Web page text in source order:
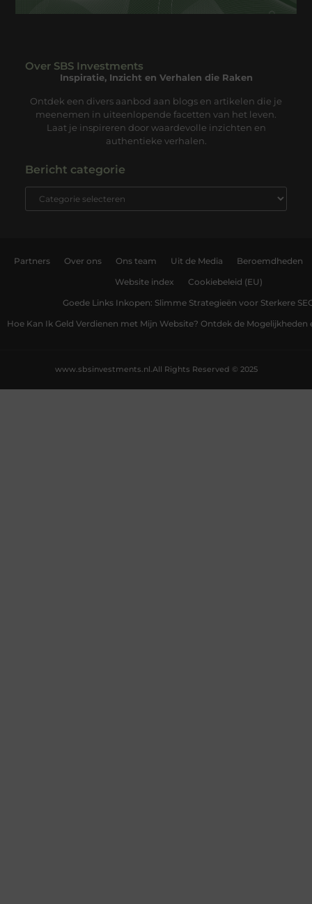
Over SBS Investments
Inspiratie, Inzicht en Verhalen die Raken
Ontdek een divers aanbod aan blogs en artikelen die je
meenemen in uiteenlopende facetten van het leven.
Laat je inspireren door waardevolle inzichten en
authentieke verhalen.
Bericht categorie
Partners Over ons Ons team Uit de Media Beroemdheden
Website index Cookiebeleid (EU)
Goede Links Inkopen: Slimme Strategieën voor Sterkere
Hoe Kan Ik Geld Verdienen met Mijn Website? Ontdek de Mogelijkheden
All Rights Reserved © 2025
www.sbsinvestments.nl.